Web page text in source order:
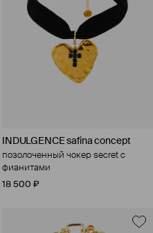
INDULGENCE safina concept
позолоченный чокер secret с
фианитами
18 500 ₽